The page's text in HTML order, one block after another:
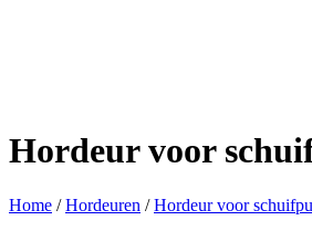
Hordeur voor
Home / Hordeuren / Hordeur voor